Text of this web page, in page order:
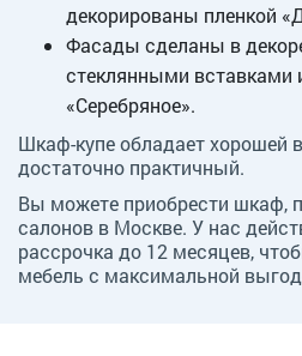
декорированы пленкой
Фасады сделаны в
стеклянными вставками
«Серебряное».
Шкаф-купе обладает хорошей
достаточно практичный.
Вы можете приобрести шкаф,
салонов в Москве. У нас
рассрочка до 12 месяцев,
мебель с максимальной